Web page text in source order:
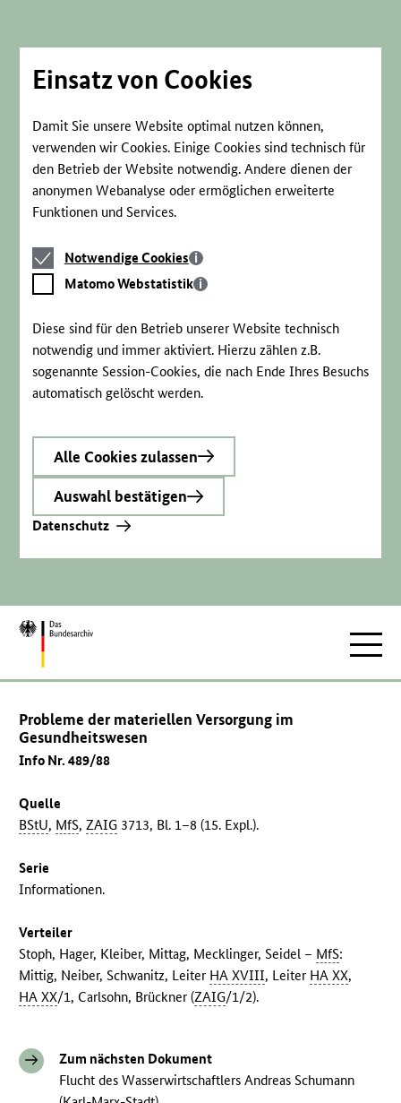
Einsatz von Cookies
Damit Sie unsere Website optimal nutzen können,
verwenden wir Cookies. Einige Cookies sind technisch für
den Betrieb der Website notwendig. Andere dienen der
anonymen Webanalyse oder ermöglichen erweiterte
Funktionen und Services.
Notwendige
Cookies
Notwendige Cookies
Matomo
Webstatistik
Matomo Webstatistik
Diese sind für den Betrieb unserer Website technisch
notwendig und immer aktiviert. Hierzu zählen z.B.
sogenannte Session-Cookies, die nach Ende Ihres Besuchs
automatisch gelöscht werden.
Alle Cookies zulassen
Auswahl bestätigen
Datenschutz
Zur
Probleme der materiellen Versorgung im
Gesundheitswesen
Info Nr. 489/88
Quelle
BStU, MfS,ZAIG 3713, Bl. 1–8 (15. Expl.).
Serie
Informationen.
Verteiler
Stoph, Hager, Kleiber, Mittag, Mecklinger, Seidel – MfS:
Mittig, Neiber, Schwanitz, Leiter HA XVIII, Leiter HA XX,
HA XX/1, Carlsohn, Brückner (ZAIG/1/2).
Zum nächsten Dokument
Flucht des Wasserwirtschaftlers Andreas Schumann